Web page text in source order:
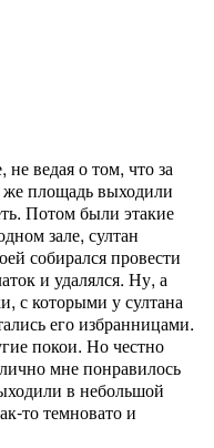
ведая о том, что за
же площадь выходили
Потом были этакие
зале, султан
собирался провести
и удалялся. Ну, а
с которыми у султана
его избранницами.
покои. Но честно
мне понравилось
в небольшой
то темновато и